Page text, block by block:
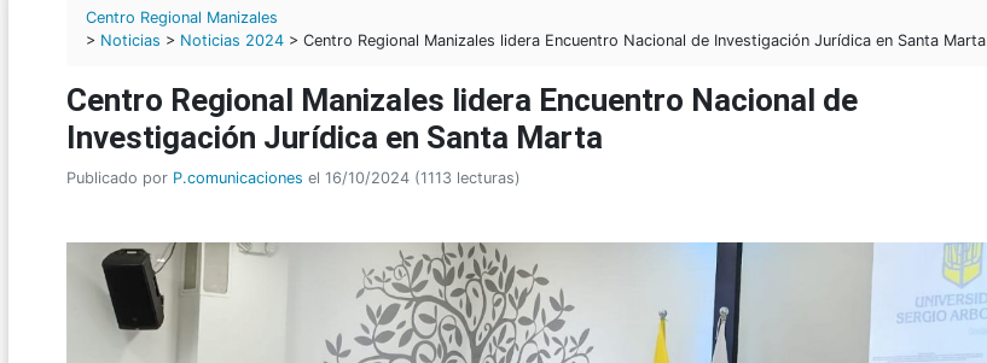
Centro Regional Manizales
> Noticias > Noticias 2024 > Centro Regional Manizales lidera Encuentro Nacional de Investigación Jurídica en Santa Marta
Centro Regional Manizales lidera Encuentro Nacional de
Investigación Jurídica en Santa Marta
Publicado por P.comunicaciones el 16/10/2024 (1113 lecturas)